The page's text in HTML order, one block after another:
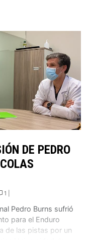
DE PEDRO
1 |
Pedro Burns sufrió
para el Enduro
de las pistas por un